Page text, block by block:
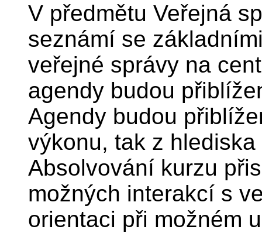
V předmětu Veřejná
seznámí se
veřejné správy na
agendy budou
Agendy budou
výkonu, tak z
Absolvování kurzu
možných interakcí s
orientaci při možném